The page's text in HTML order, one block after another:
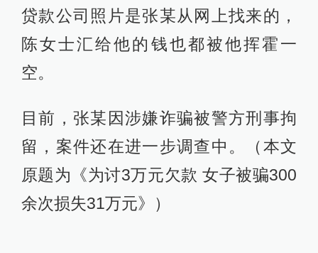
贷款公司照片是张某从网上找来的，
陈女士汇给他的钱也都被他挥霍一
空。
目前，张某因涉嫌诈骗被警方刑事拘
留，案件还在进一步调查中。（本文
原题为《为讨3万元欠款 女子被骗300
余次损失31万元》）